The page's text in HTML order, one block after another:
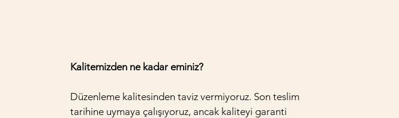
Kalitemizden ne kadar eminiz?
Düzenleme kalitesinden taviz vermiyoruz. Son teslim
tarihine uymaya çalışıyoruz, ancak kaliteyi garanti